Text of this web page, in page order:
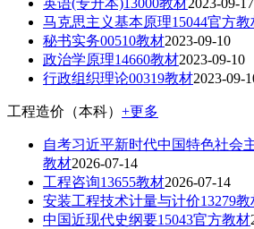
马克思主义基本原理15044官方教
秘书实务00510教材2023-09-10
政治学原理14660教材2023-09-10
行政组织理论00319教材2023-09-
工程造价（本科） +更多
自考习近平新时代中国特色社会
教材2026-07-14
工程咨询13655教材2026-07-14
安装工程技术计量与计价13279教
中国近现代史纲要15043官方教材